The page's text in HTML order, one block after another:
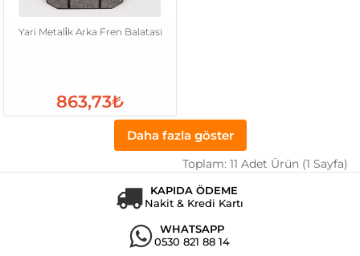
Yari Metali̇k Arka Fren Balatasi
863,73₺
Daha fazla göster
Toplam: 11 Adet Ürün (1 Sayfa)
KAPIDA ÖDEME
Nakit & Kredi Kartı
WHATSAPP
0530 821 88 14